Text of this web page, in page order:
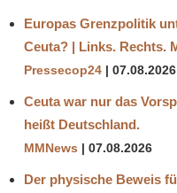
Europas Grenzpolitik
Ceuta? | Links. Rechts.
Pressecop24 07.08.2026
Ceuta war nur das
heißt Deutschland.
MMNews 07.08.2026
Der physische Beweis